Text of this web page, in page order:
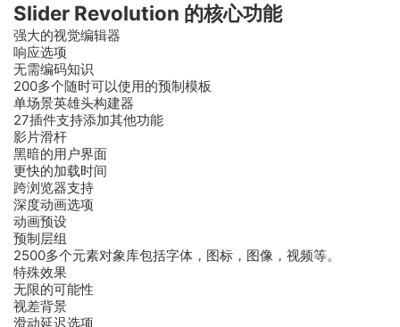
Slider Revolution 的核心功能
强大的视觉编辑器
响应选项
无需编码知识
200多个随时可以使用的预制模板
单场景英雄头构建器
27插件支持添加其他功能
影片滑杆
黑暗的用户界面
更快的加载时间
跨浏览器支持
深度动画选项
动画预设
预制层组
2500多个元素对象库包括字体，图标，图像，视频等。
特殊效果
无限的可能性
视差背景